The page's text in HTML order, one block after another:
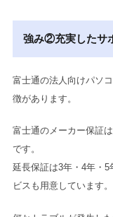
強み②充実したサ
富士通の法人向けパソ
徴があります。
富士通のメーカー保証
です。
延長保証は3年・4年・
ビスも用意しています。